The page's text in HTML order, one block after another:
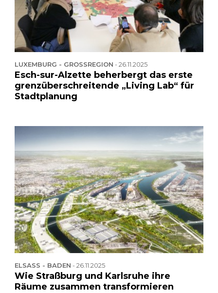
LUXEMBURG - GROSSREGION -26.11.2025
Esch-sur-Alzette beherbergt das erste
grenzüberschreitende „Living Lab“ für
Stadtplanung
ELSASS - BADEN -26.11.2025
Wie Straßburg und Karlsruhe ihre
Räume zusammen transformieren